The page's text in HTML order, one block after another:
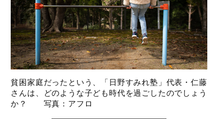
貧困家庭だったという、「日野すみれ塾」代表・仁藤
さんは、どのような子ども時代を過ごしたのでしょう
か？ 写真：アフロ